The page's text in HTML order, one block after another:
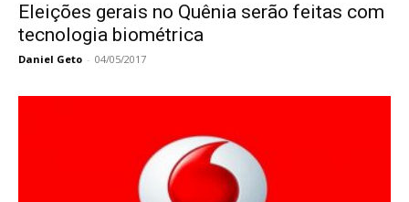
Eleições gerais no Quênia serão feitas com
tecnologia biométrica
Daniel Geto - 04/05/2017